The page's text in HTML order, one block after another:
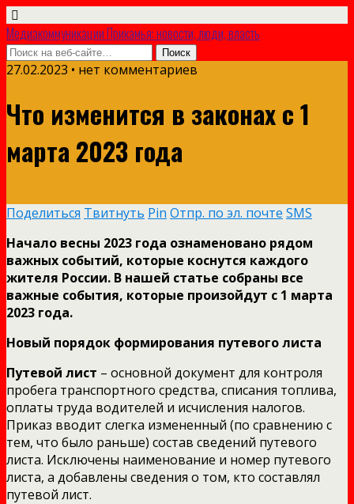
Медиакоммуникации Прикамья: новости, люди, власть
27.02.2023 • нет комментариев
Что изменится в законах с 1
марта 2023 года
Поделиться Твитнуть Pin Отпр. по эл. почте SMS
Начало весны 2023 года ознаменовано рядом
важных событий, которые коснутся каждого
жителя России. В нашей статье собраны все
важные события, которые произойдут с 1 марта
2023 года.
Новый порядок формирования путевого листа
Путевой лист – основной документ для контроля
пробега транспортного средства, списания топлива,
оплаты труда водителей и исчисления налогов.
Приказ вводит слегка измененный (по сравнению с
тем, что было раньше) состав сведений путевого
листа. Исключены наименование и номер путевого
листа, а добавлены сведения о том, кто составлял
путевой лист.